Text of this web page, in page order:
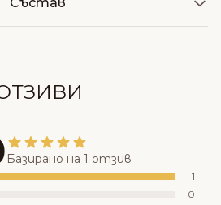
Базирано на 1 отзив
1
0